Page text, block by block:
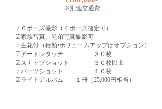
※別途交通費
☑︎６ポーズ撮影（４ポーズ指定可）
​☑︎家族写真、兄弟写真撮影可
​​☑︎生花付（種類•ボリュームアップはオプション）
☑︎アートレタッチ ３０枚
​☑︎スナップショット ３０枚以上
​☑︎パーツショット １０枚
☑︎ライトアルバム １冊 （25,000円相当）